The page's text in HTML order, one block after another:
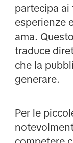
partecipa ai
esperienze
ama.
traduce
che la
generare.
Per le